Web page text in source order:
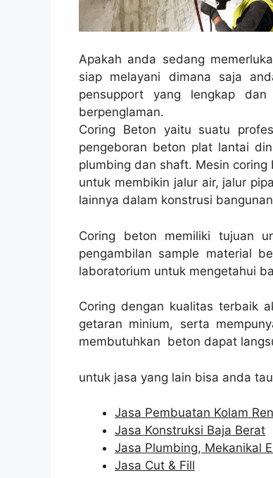
Apakah anda sedang
siap melayani dimana saja
pensupport yang lengkap
berpenglaman.
Coring Beton yaitu suatu
pengeboran beton plat lantai
plumbing dan shaft. Mesin
untuk membikin jalur air, jalur
lainnya dalam konstrusi
Coring beton memiliki tujuan
pengambilan sample material
laboratorium untuk mengetahui
Coring dengan kualitas terbaik
getaran minium, serta
membutuhkan beton dapat
untuk jasa yang lain bisa anda
Jasa Pembuatan Kolam
Jasa Konstruksi Baja Berat
Jasa Plumbing, Mekanikal
Jasa Cut & Fill